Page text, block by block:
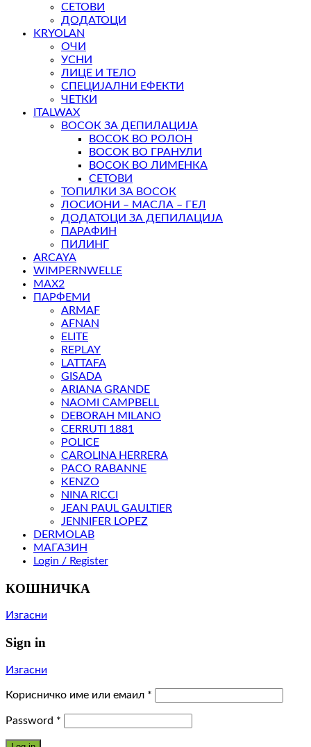
СЕТОВИ
ДОДАТОЦИ
KRYOLAN
ОЧИ
УСНИ
ЛИЦЕ И ТЕЛО
СПЕЦИЈАЛНИ ЕФЕКТИ
ЧЕТКИ
ITALWAX
ВОСОК ЗА ДЕПИЛАЦИЈА
ВОСОК ВО РОЛОН
ВОСОК ВО ГРАНУЛИ
ВОСОК ВО ЛИМЕНКА
СЕТОВИ
ТОПИЛКИ ЗА ВОСОК
ЛОСИОНИ – МАСЛА – ГЕЛ
ДОДАТОЦИ ЗА ДЕПИЛАЦИЈА
ПАРАФИН
ПИЛИНГ
ARCAYA
WIMPERNWELLE
MAX2
ПАРФЕМИ
ARMAF
AFNAN
ELITE
REPLAY
LATTAFA
GISADA
ARIANA GRANDE
NAOMI CAMPBELL
DEBORAH MILANO
CERRUTI 1881
POLICE
CAROLINA HERRERA
PACO RABANNE
KENZO
NINA RICCI
JEAN PAUL GAULTIER
JENNIFER LOPEZ
DERMOLAB
МАГАЗИН
Login / Register
КОШНИЧКА
Изгасни
Sign in
Изгасни
Корисничко име или емаил *
Password *